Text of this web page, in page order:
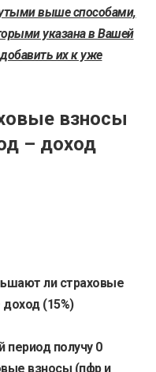
выше способами,
указана в Вашей
их к уже
взносы
– доход
ли страховые
(15%)
период получу 0
взносы (пфр и